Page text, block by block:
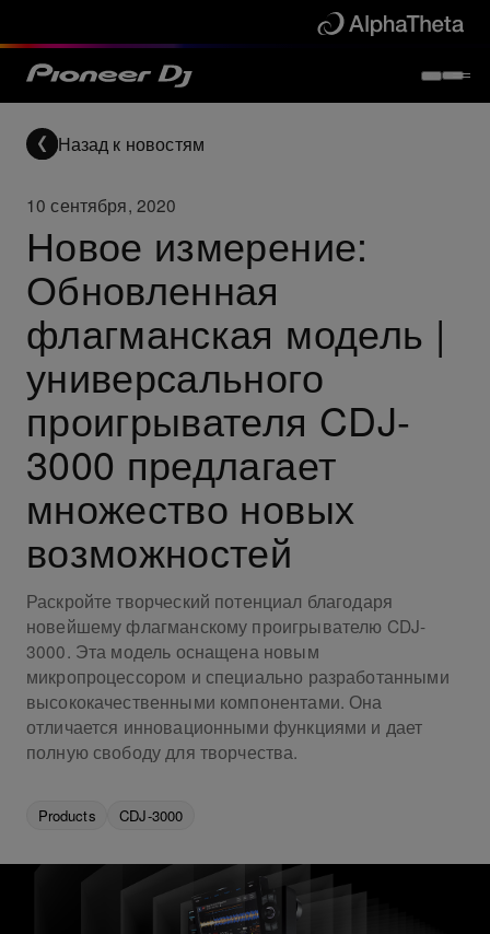
Назад к новостям
10 сентября, 2020
Новое измерение:
Обновленная
флагманская модель |
универсального
проигрывателя CDJ-
3000 предлагает
множество новых
возможностей
Раскройте творческий потенциал благодаря
новейшему флагманскому проигрывателю CDJ-
3000. Эта модель оснащена новым
микропроцессором и специально разработанными
высококачественными компонентами. Она
отличается инновационными функциями и дает
полную свободу для творчества.
Products CDJ-3000